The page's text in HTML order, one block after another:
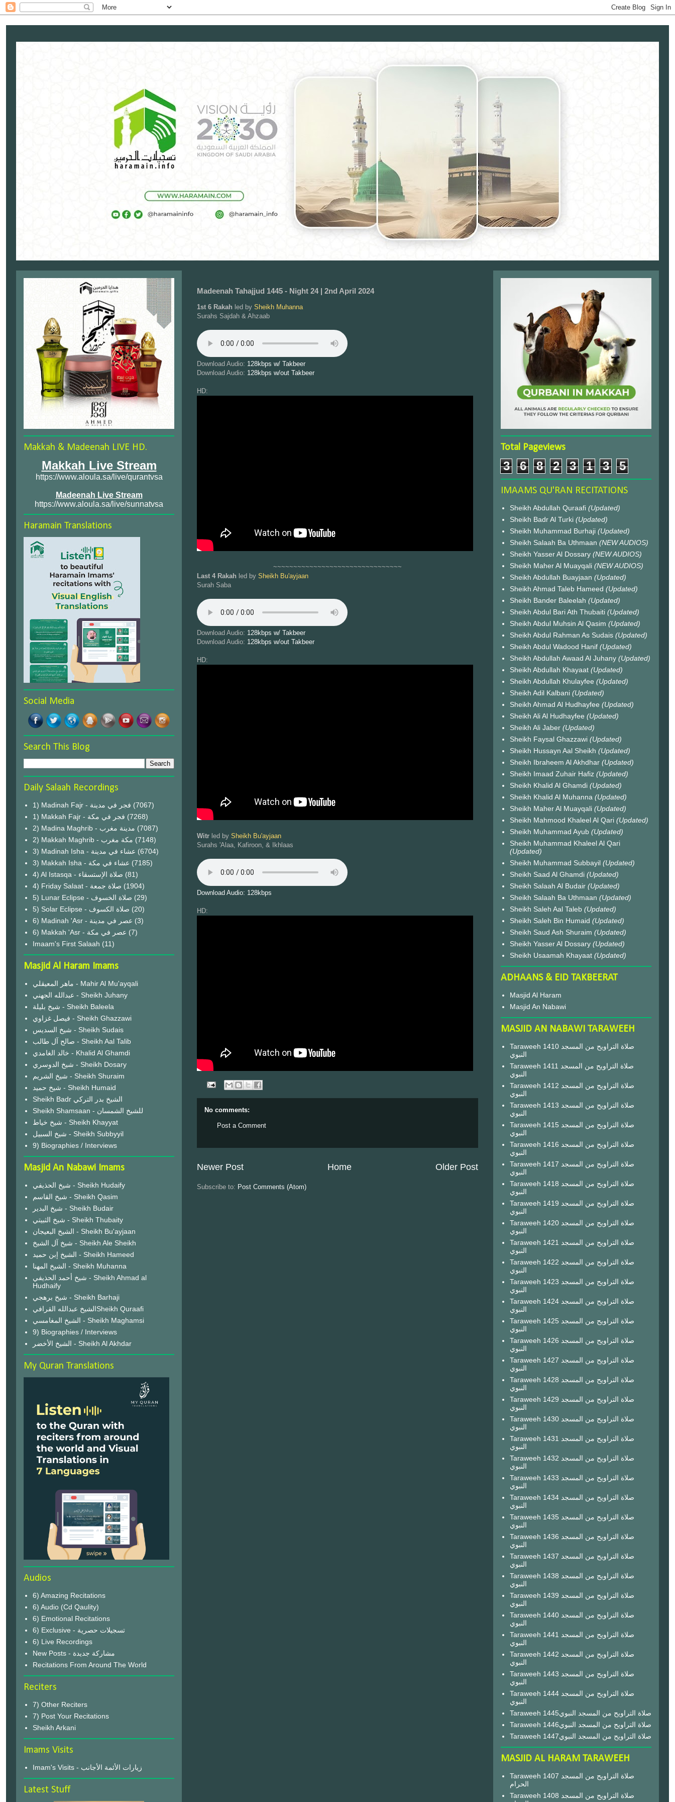
Madeenah Tahajjud 1445 - Night 24 | 2nd April 2024
1st 6 Rakah led by Sheikh Muhanna
Surahs Sajdah & Ahzaab
Download Audio: 128kbps w/ Takbeer
Download Audio: 128kbps w/out Takbeer
HD:
~~~~~~~~~~~~~~~~~~~~~~~~~~~~~~~~
Last 4 Rakah led by Sheikh Bu'ayjaan
Surah Saba
Download Audio: 128kbps w/ Takbeer
Download Audio: 128kbps w/out Takbeer
HD:
Witr led by Sheikh Bu'ayjaan
Surahs 'Alaa, Kafiroon, & Ikhlaas
Download Audio: 128kbps
HD:
No comments:
Post a Comment
Newer Post Older Post
Home
Subscribe to: Post Comments (Atom)
Makkah & Madeenah LIVE HD.
Makkah Live Stream
https://www.aloula.sa/live/qurantvsa
Madeenah Live Stream
https://www.aloula.sa/live/sunnatvsa
Haramain Translations
Social Media
Search This Blog
Daily Salaah Recordings
1) Madinah Fajr - فجر في مدينة (7067)
1) Makkah Fajr - فجر في مكة (7268)
2) Madina Maghrib - مدينة مغرب (7087)
2) Makkah Maghrib - مكة مغرب (7148)
3) Madinah Isha - عشاء في مدينة (6704)
3) Makkah Isha - عشاء في مكة (7185)
4) Al Istasqa - صلاة الإستسقاء (81)
4) Friday Salaat - صلاة جمعة (1904)
5) Lunar Eclipse - صلاة الخسوف (29)
(20)
6) Madinah 'Asr - عصر في مدينة (3)
6) Makkah 'Asr - عصر في مكة (7)
Imaam's First Salaah (11)
Masjid Al Haram Imams
ماهر المعيقلي - Mahir Al Mu'ayqali
عبدالله الجهني - Sheikh Juhany
شيخ بليلة - Sheikh Baleela
فيصل غزاوي - Sheikh Ghazzawi
شيخ السديس - Sheikh Sudais
صالح آل طالب - Sheikh Aal Talib
خالد الغامدي - Khalid Al Ghamdi
شيخ الدوسري - Sheikh Dosary
شيخ الشريم - Sheikh Shuraim
شيخ حميد - Sheikh Humaid
Sheikh Badr الشيخ بدر التركي
Sheikh Shamsaan - للشيخ الشمسان
شيخ خياط - Sheikh Khayyat
شيخ السبيل - Sheikh Subbyyil
9) Biographies / Interviews
Masjid An Nabawi Imams
شيخ الحذيفي - Sheikh Hudaify
شيخ القاسم - Sheikh Qasim
شيخ البدير - Sheikh Budair
شيخ الثبيتي - Sheikh Thubaity
الشيخ البعيجان - Sheikh Bu'ayjaan
شيخ آل الشيخ - Sheikh Ale Sheikh
الشيخ إبن حميد - Sheikh Hameed
الشيخ المهنا - Sheikh Muhanna
شيخ أحمد الحذيفي - Sheikh Ahmad al
Hudhaify
شيخ برهجي - Sheikh Barhaji
الشيخ عبدالله القرافيSheikh Quraafi
الشيخ المغامسي - Sheikh Maghamsi
9) Biographies / Interviews
الشيخ الأخضر - Sheikh Al Akhdar
My Quran Translations
Audios
6) Amazing Recitations
6) Audio (Cd Qaulity)
6) Emotional Recitations
6) Exclusive - تسجيلات حصرية
6) Live Recordings
New Posts - مشاركة جديدة
Recitations From Around The World
Reciters
7) Other Reciters
7) Post Your Recitations
Sheikh Arkani
Imams Visits
Imam's Visits - زيارات الأئمة الأجانب
Latest Stuff
Total Pageviews
3 6 8 2 3 1 3 5
IMAAMS QU'RAN RECITATIONS
Sheikh Abdullah Quraafi (Updated)
Sheikh Badr Al Turki (Updated)
Sheikh Muhammad Burhaji (Updated)
Sheikh Salaah Ba Uthmaan (NEW AUDIOS)
Sheikh Yasser Al Dossary (NEW AUDIOS)
Sheikh Maher Al Muayqali (NEW AUDIOS)
Sheikh Abdullah Buayjaan (Updated)
Sheikh Ahmad Taleb Hameed (Updated)
Sheikh Bander Baleelah (Updated)
Sheikh Abdul Bari Ath Thubaiti (Updated)
Sheikh Abdul Muhsin Al Qasim (Updated)
Sheikh Abdul Rahman As Sudais (Updated)
Sheikh Abdul Wadood Hanif (Updated)
Sheikh Abdullah Awaad Al Juhany (Updated)
Sheikh Abdullah Khayaat (Updated)
Sheikh Abdullah Khulayfee (Updated)
Sheikh Adil Kalbani (Updated)
Sheikh Ahmad Al Hudhayfee (Updated)
Sheikh Ali Al Hudhayfee (Updated)
Sheikh Ali Jaber (Updated)
Sheikh Faysal Ghazzawi (Updated)
Sheikh Hussayn Aal Sheikh (Updated)
Sheikh Ibraheem Al Akhdhar (Updated)
Sheikh Imaad Zuhair Hafiz (Updated)
Sheikh Khalid Al Ghamdi (Updated)
Sheikh Khalid Al Muhanna (Updated)
Sheikh Maher Al Muayqali (Updated)
Sheikh Mahmood Khaleel Al Qari (Updated)
Sheikh Muhammad Ayub (Updated)
Sheikh Muhammad Khaleel Al Qari
(Updated)
Sheikh Muhammad Subbayil (Updated)
Sheikh Saad Al Ghamdi (Updated)
Sheikh Salaah Al Budair (Updated)
Sheikh Salaah Ba Uthmaan (Updated)
Sheikh Saleh Aal Taleb (Updated)
Sheikh Saleh Bin Humaid (Updated)
Sheikh Saud Ash Shuraim (Updated)
Sheikh Yasser Al Dossary (Updated)
Sheikh Usaamah Khayaat (Updated)
ADHAANS & EID TAKBEERAT
Masjid Al Haram
Masjid An Nabawi
MASJID AN NABAWI TARAWEEH
Taraweeh 1410 صلاة التراويح من المسجد
النبوي
Taraweeh 1411 صلاة التراويح من المسجد
النبوي
Taraweeh 1412 صلاة التراويح من المسجد
النبوي
Taraweeh 1413 صلاة التراويح من المسجد
النبوي
Taraweeh 1415 صلاة التراويح من المسجد
النبوي
Taraweeh 1416 صلاة التراويح من المسجد
النبوي
Taraweeh 1417 صلاة التراويح من المسجد
النبوي
Taraweeh 1418 صلاة التراويح من المسجد
النبوي
Taraweeh 1419 صلاة التراويح من المسجد
النبوي
Taraweeh 1420 صلاة التراويح من المسجد
النبوي
Taraweeh 1421 صلاة التراويح من المسجد
النبوي
Taraweeh 1422 صلاة التراويح من المسجد
النبوي
Taraweeh 1423 صلاة التراويح من المسجد
النبوي
Taraweeh 1424 صلاة التراويح من المسجد
النبوي
Taraweeh 1425 صلاة التراويح من المسجد
النبوي
Taraweeh 1426 صلاة التراويح من المسجد
النبوي
Taraweeh 1427 صلاة التراويح من المسجد
النبوي
Taraweeh 1428 صلاة التراويح من المسجد
النبوي
Taraweeh 1429 صلاة التراويح من المسجد
النبوي
Taraweeh 1430 صلاة التراويح من المسجد
النبوي
Taraweeh 1431 صلاة التراويح من المسجد
النبوي
Taraweeh 1432 صلاة التراويح من المسجد
النبوي
Taraweeh 1433 صلاة التراويح من المسجد
النبوي
Taraweeh 1434 صلاة التراويح من المسجد
النبوي
Taraweeh 1435 صلاة التراويح من المسجد
النبوي
Taraweeh 1436 صلاة التراويح من المسجد
النبوي
Taraweeh 1437 صلاة التراويح من المسجد
النبوي
Taraweeh 1438 صلاة التراويح من المسجد
النبوي
Taraweeh 1439 صلاة التراويح من المسجد
النبوي
Taraweeh 1440 صلاة التراويح من المسجد
النبوي
Taraweeh 1441 صلاة التراويح من المسجد
النبوي
Taraweeh 1442 صلاة التراويح من المسجد
النبوي
Taraweeh 1443 صلاة التراويح من المسجد
النبوي
Taraweeh 1444 صلاة التراويح من المسجد
النبوي
Taraweeh 1445صلاة التراويح من المسجد النبوي
Taraweeh 1446صلاة التراويح من المسجد النبوي
Taraweeh 1447صلاة التراويح من المسجد النبوي
MASJID AL HARAM TARAWEEH
Taraweeh 1407 صلاة التراويح من المسجد
الحرام
Taraweeh 1408 صلاة التراويح من المسجد